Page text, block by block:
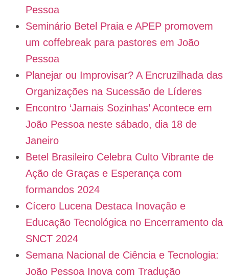
Pessoa
Seminário Betel Praia e APEP promovem
um coffebreak para pastores em João
Pessoa
Planejar ou Improvisar? A Encruzilhada das
Organizações na Sucessão de Líderes
Encontro ‘Jamais Sozinhas’ Acontece em
João Pessoa neste sábado, dia 18 de
Janeiro
Betel Brasileiro Celebra Culto Vibrante de
Ação de Graças e Esperança com
formandos 2024
Cícero Lucena Destaca Inovação e
Educação Tecnológica no Encerramento da
SNCT 2024
Semana Nacional de Ciência e Tecnologia:
João Pessoa Inova com Tradução